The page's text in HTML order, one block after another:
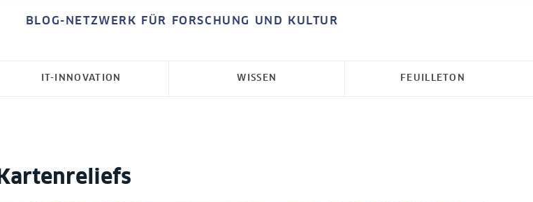
BLOG-NETZWERK FÜR FORSCHUNG UND KULTUR
IT-INNOVATION WISSEN FEUILLETON
Kartenreliefs